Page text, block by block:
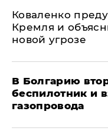
Коваленко
Кремля и
новой угрозе
В Болгарию
беспилотник и
газопровода